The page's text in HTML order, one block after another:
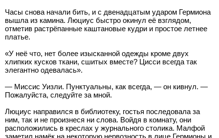
Часы снова начали бить, и с двенадцатым ударом Гермиона
вышла из камина. Люциус быстро окинул её взглядом,
отметив растрёпанные каштановые кудри и простое летнее
платье.
«У неё что, нет более изысканной одежды кроме двух
хлипких кусков ткани, сшитых вместе? Цисси всегда так
элегантно одевалась».
— Миссис Уизли. Пунктуальны, как всегда, — он кивнул. —
Пожалуйста, следуйте за мной.
Люциус направился в библиотеку, гостья последовала за
ним, так и не произнеся ни слова. Войдя в комнату, они
расположились в креслах у журнального столика. Малфой
заметил намёк на некоторую нервозность в лице Гермионы и